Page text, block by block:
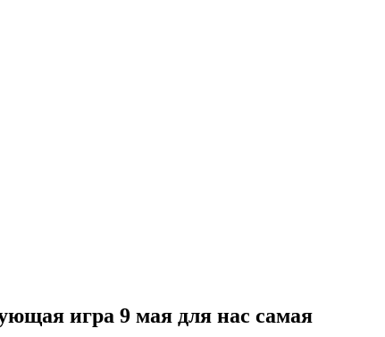
игра 9 мая для нас самая